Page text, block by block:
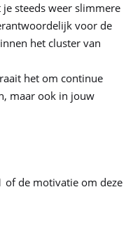
steeds weer slimmere
voor de
het cluster van
het om continue
maar ook in jouw
of de motivatie om deze